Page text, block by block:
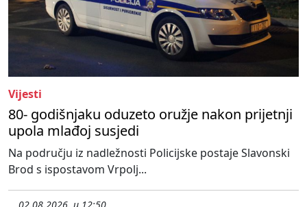
Vijesti
80- godišnjaku oduzeto oružje nakon prijetnji
upola mlađoj susjedi
Na području iz nadležnosti Policijske postaje Slavonski
Brod s ispostavom Vrpolj...